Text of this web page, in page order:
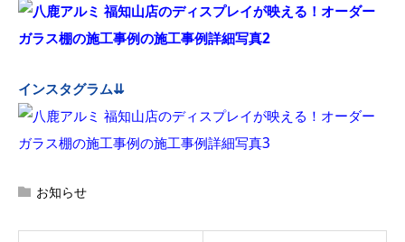
インスタグラム⇊
お知らせ